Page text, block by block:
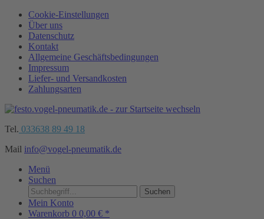
Cookie-Einstellungen
Über uns
Datenschutz
Kontakt
Allgemeine Geschäftsbedingungen
Impressum
Liefer- und Versandkosten
Zahlungsarten
Tel. 033638 89 49 18
Mail info@vogel-pneumatik.de
Menü
Suchen
Suchen
Mein Konto
Warenkorb 0 0,00 € *